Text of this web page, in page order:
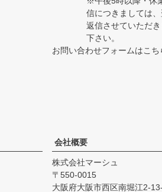
信につきましては
返信させていただ
下さい。
お問い合わせフォームはこち
会社概要
株式会社マーシュ
550-0015
大阪府大阪市西区南堀江2-